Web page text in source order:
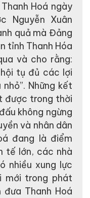
Hoá ngày
Nguyễn Xuân
quả mà Đảng
tỉnh Thanh Hóa
và cho rằng:
tụ đủ các lợi
Những kết
được trong thời
không ngừng
và nhân dân
đang là điểm
tế lớn, các nhà
nhiều xung lực
mới trong phát
Thanh Hoá